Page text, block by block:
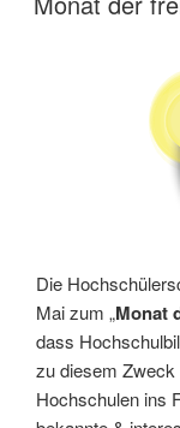
Die
Mai zum „Monat
dass
zu diesem
Hochschulen ins